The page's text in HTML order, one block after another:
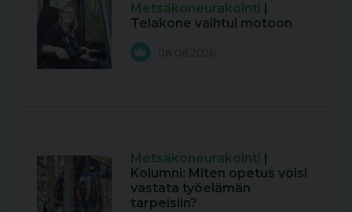
Metsäkoneurakointi
Telakone vaihtui motoon
08.08.2026
Metsäkoneurakointi
Kolumni: Miten opetus voisi
vastata työelämän
tarpeisiin?